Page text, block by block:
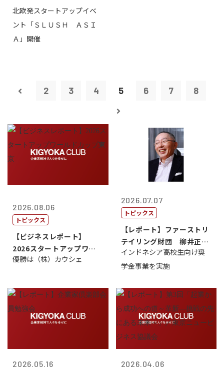
北欧発スタートアップイベ
ント「ＳＬＵＳＨ ＡＳＩ
Ａ」開催
2 3 4 5 6 7 8
2026.08.06
トピックス
【ビジネスレポート】
2026スタートアップワー
ルドカップ東京
優勝は（株）カウシェ
2026.07.07
トピックス
【レポート】ファーストリ
テイリング財団 柳井正
理事長
インドネシア高校生向け奨
学金事業を実施
2026.05.16 2026.04.06